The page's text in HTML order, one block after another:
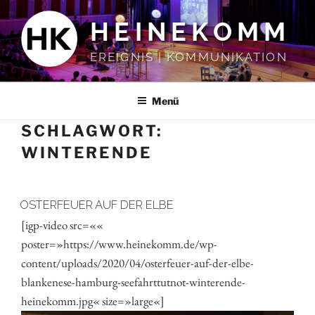
Inhalt
springen
HEINEKOMM
EREIGNIS | KOMMUNIKATION
Menü
SCHLAGWORT:
WINTERENDE
OSTERFEUER AUF DER ELBE
[igp-video src=««
poster=»https://www.heinekomm.de/wp-
content/uploads/2020/04/osterfeuer-auf-der-elbe-
blankenese-hamburg-seefahrttutnot-winterende-
heinekomm.jpg« size=»large«]